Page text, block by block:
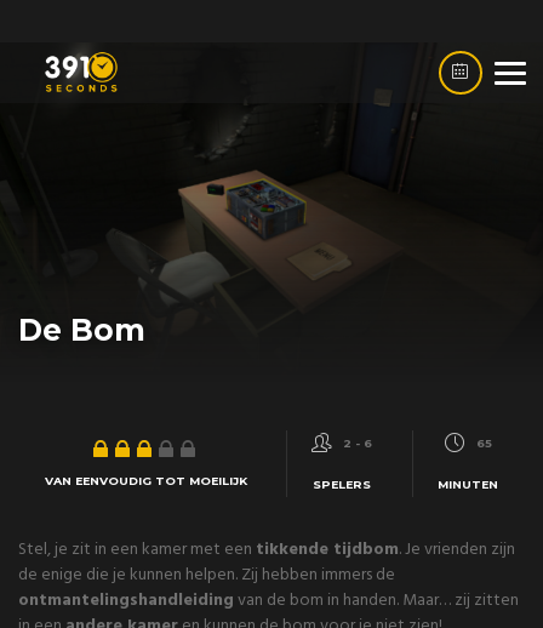
De Bom
VAN EENVOUDIG TOT MOEILIJK
2 - 6
SPELERS
65
MINUTEN
Stel, je zit in een kamer met een tikkende tijdbom. Je vrienden zijn
de enige die je kunnen helpen. Zij hebben immers de
ontmantelingshandleidingvan de bom in handen. Maar… zij zitten